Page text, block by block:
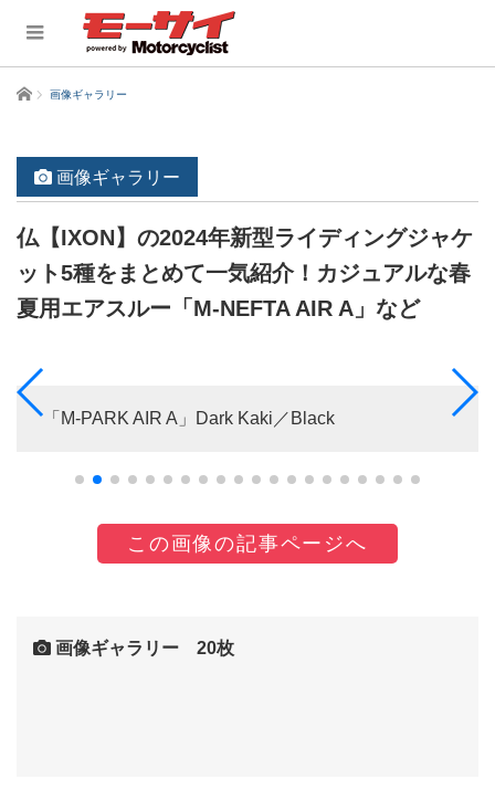
ホーム 画像ギャラリー
画像ギャラリー
仏【IXON】の2024年新型ライディングジャケ
ット5種をまとめて一気紹介！カジュアルな春
夏用エアスルー「M-NEFTA AIR A」など
「M-PARK AIR A」Dark Kaki／Black
この画像の記事ページへ
画像ギャラリー 20枚